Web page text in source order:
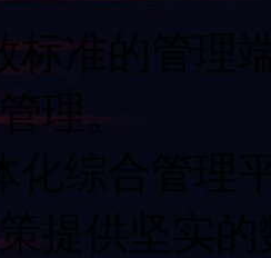
放标准的管理
理。
化综合管理
提供坚实